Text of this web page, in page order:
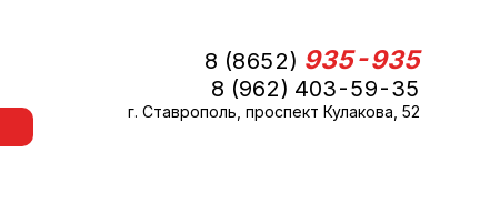
8 (8652) 935-935
8 (962) 403-59-35
г. Ставрополь, проспект Кулакова, 52